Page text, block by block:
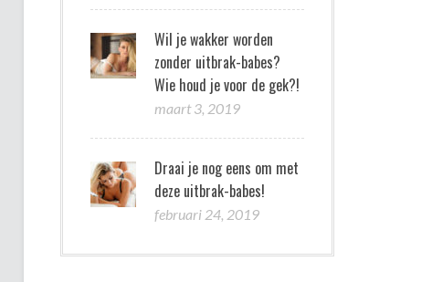
Wil je wakker worden
zonder uitbrak-babes?
Wie houd je voor de gek?!
maart 3, 2019
Draai je nog eens om met
deze uitbrak-babes!
februari 24, 2019